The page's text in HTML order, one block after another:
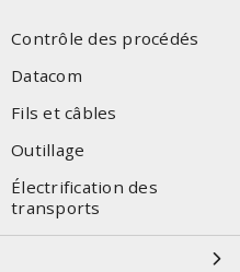
Contrôle des procédés
Datacom
Fils et câbles
Outillage
Électrification des
transports